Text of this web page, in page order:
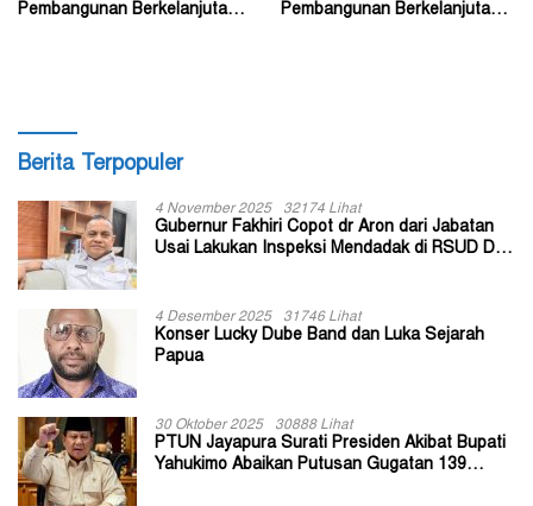
Pembangunan Berkelanjutan?
Pembangunan Berkelanjutan?
Berita Terpopuler
4 November 2025 32174 Lihat
Gubernur Fakhiri Copot dr Aron dari Jabatan
Usai Lakukan Inspeksi Mendadak di RSUD Dok
4 Desember 2025 31746 Lihat
Konser Lucky Dube Band dan Luka Sejarah
Papua
30 Oktober 2025 30888 Lihat
PTUN Jayapura Surati Presiden Akibat Bupati
Yahukimo Abaikan Putusan Gugatan 139